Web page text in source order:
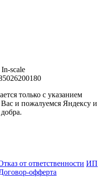
scale
только с указанием
и пожалуемся Яндексу и
от ответственности ИП
офферта